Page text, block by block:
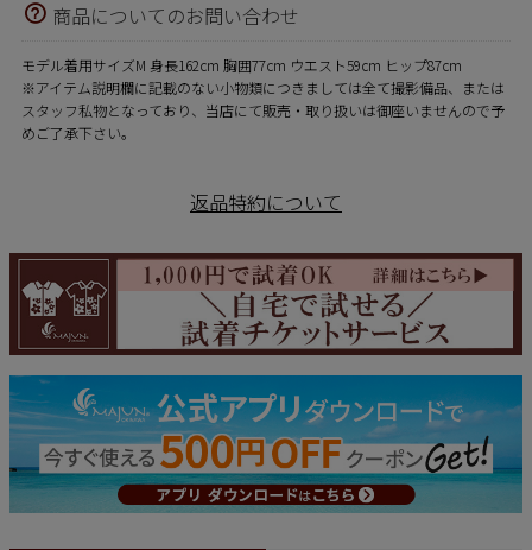
商品についてのお問い合わせ
モデル着用サイズM 身長162cm 胸囲77cm ウエスト59cm ヒップ87cm
※アイテム説明欄に記載のない小物類につきましては全て撮影備品、または
スタッフ私物となっており、当店にて販売・取り扱いは御座いませんので予
めご了承下さい。
返品特約について